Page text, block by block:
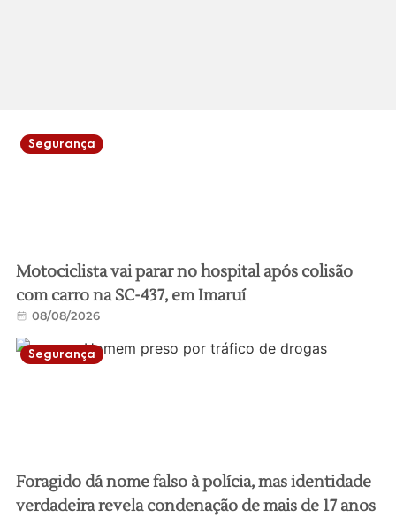
Segurança
Motociclista vai parar no hospital após colisão
com carro na SC-437, em Imaruí
08/08/2026
Segurança
Foragido dá nome falso à polícia, mas identidade
verdadeira revela condenação de mais de 17 anos